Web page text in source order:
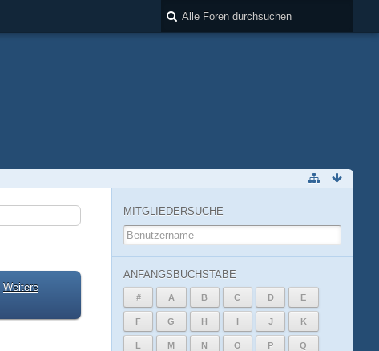
Weitere
MITGLIEDERSUCHE
ANFANGSBUCHSTABE
# A B C D E
F G H I J K
L M N O P Q